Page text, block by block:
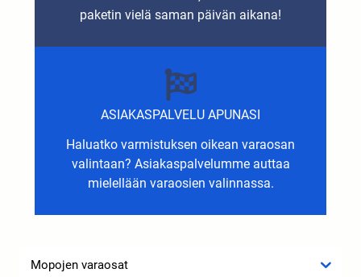
Mopojen varaosat
paketin vielä saman päivän aikana!
ASIAKASPALVELU APUNASI
Haluatko varmistuksen oikean varaosan
valintaan? Asiakaspalvelumme auttaa
mielellään varaosien valinnassa.